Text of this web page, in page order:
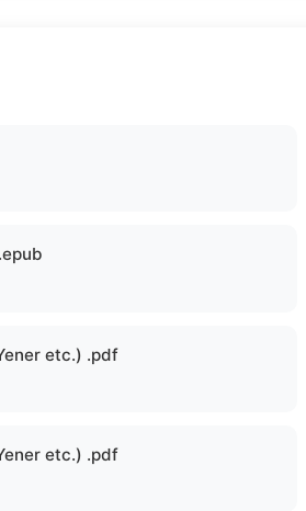
etc.) .pdf
etc.) .pdf